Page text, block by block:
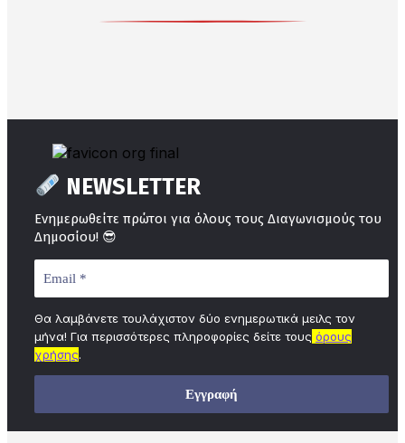
NEWSLETTER
Ενημερωθείτε πρώτοι για όλους τους Διαγωνισμούς του
Δημοσίου! 😎
Θα λαμβάνετε τουλάχιστον δύο ενημερωτικά μειλς τον
μήνα! Για περισσότερες πληροφορίες δείτε τους όρους
χρήσης.